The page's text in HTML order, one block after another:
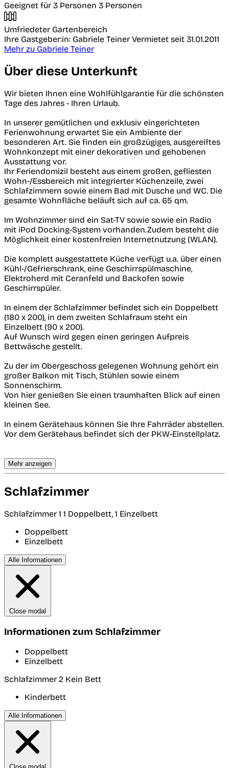
Geeignet für 3 Personen 3 Personen
Umfriedeter Gartenbereich
Ihre Gastgeber:in: Gabriele Teiner Vermietet seit 31.01.2011
Mehr zu Gabriele Teiner
Über diese Unterkunft
Wir bieten Ihnen eine Wohlfühlgarantie für die schönsten
Tage des Jahres - Ihren Urlaub.
In unserer gemütlichen und exklusiv eingerichteten
Ferienwohnung erwartet Sie ein Ambiente der
besonderen Art. Sie finden ein großzügiges, ausgereiftes
Wohnkonzept mit einer dekorativen und gehobenen
Ausstattung vor.
Ihr Feriendomizil besteht aus einem großen, gefliesten
Wohn-/Essbereich mit integrierter Küchenzeile, zwei
Schlafzimmern sowie einem Bad mit Dusche und WC. Die
gesamte Wohnfläche beläuft sich auf ca. 65 qm.
Im Wohnzimmer sind ein Sat-TV sowie sowie ein Radio
mit iPod Docking-System vorhanden.Zudem besteht die
Möglichkeit einer kostenfreien Internetnutzung (WLAN).
Die komplett ausgestattete Küche verfügt u.a. über einen
Kühl-/Gefrierschrank, eine Geschirrspülmaschine,
Elektroherd mit Ceranfeld und Backofen sowie
Geschirrspüler.
In einem der Schlafzimmer befindet sich ein Doppelbett
(180 x 200), in dem zweiten Schlafraum steht ein
Einzelbett (90 x 200).
Auf Wunsch wird gegen einen geringen Aufpreis
Bettwäsche gestellt.
Zu der im Obergeschoss gelegenen Wohnung gehört ein
großer Balkon mit Tisch, Stühlen sowie einem
Sonnenschirm.
Von hier genießen Sie einen traumhaften Blick auf einen
kleinen See.
In einem Gerätehaus können Sie Ihre Fahrräder abstellen.
Vor dem Gerätehaus befindet sich der PKW-Einstellplatz.
Mehr anzeigen
Schlafzimmer
Schlafzimmer 1 1 Doppelbett, 1 Einzelbett
Doppelbett
Einzelbett
Alle Informationen
Close modal
Informationen zum Schlafzimmer
Doppelbett
Einzelbett
Schlafzimmer 2 Kein Bett
Kinderbett
Alle Informationen